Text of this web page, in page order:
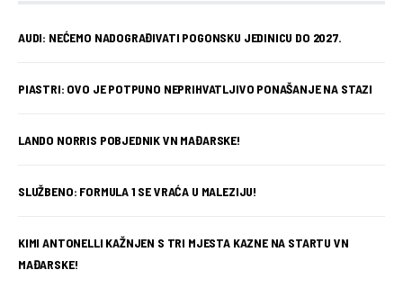
AUDI: NEĆEMO NADOGRAĐIVATI POGONSKU JEDINICU DO 2027.
PIASTRI: OVO JE POTPUNO NEPRIHVATLJIVO PONAŠANJE NA STAZI
LANDO NORRIS POBJEDNIK VN MAĐARSKE!
SLUŽBENO: FORMULA 1 SE VRAĆA U MALEZIJU!
KIMI ANTONELLI KAŽNJEN S TRI MJESTA KAZNE NA STARTU VN
MAĐARSKE!